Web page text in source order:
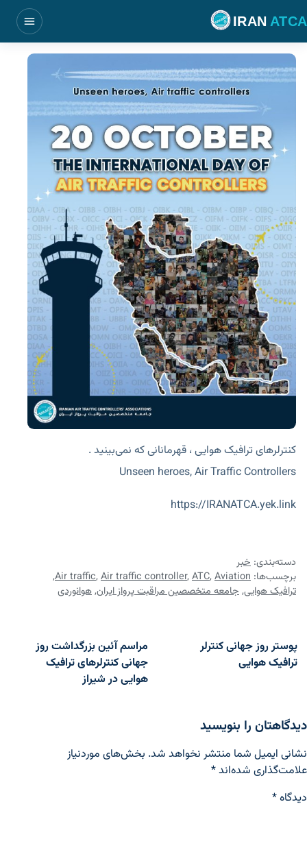
رفتن به محتوای اصلی
IRAN ATCA بازکردن منو
کنترلرهای ترافیک هوایی ، قهرمانانی که نمی‌بینید .
Unseen heroes, Air Traffic Controllers
https://IRANATCA.yek.link
دسته‌بندی: خبر
برچسب‌ها:
Air traffic,Air traffic controller,ATC,Aviation
,
ترافیک هوایی,جامعه متخصصین مراقبت پرواز ایران,هوانوردی
راهبری نوشته
پوستر روز جهانی کنترلر
ترافیک هوایی
مراسم آئین بزرگداشت روز
جهانی کنترلرهای ترافیک
هوایی در شیراز
دیدگاهتان را بنویسید
نشانی ایمیل شما منتشر نخواهد شد. بخش‌های موردنیاز
علامت‌گذاری شده‌اند*
دیدگاه*